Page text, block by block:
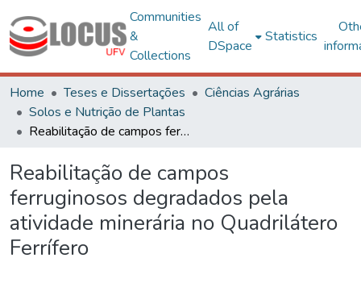
Communities
&
Collections
All of
DSpace
Statistics
Home Teses e Dissertações
Ciências Agrárias
Solos e Nutrição de Plantas
Reabilitação de campos ferruginosos degradados pela atividade minerária no Quadrilátero Ferrífero
Reabilitação de campos
ferruginosos degradados pela
atividade minerária no Quadrilátero
Ferrífero